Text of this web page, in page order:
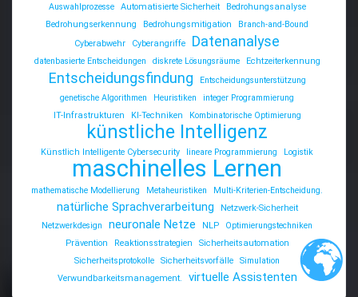
Auswahlprozesse
Automatisierte Sicherheit
Bedrohungsanalyse
Bedrohungserkennung
Bedrohungsmitigation
Branch-and-Bound
Cyberabwehr
Cyberangriffe Datenanalyse
datenbasierte Entscheidungen diskrete Lösungsräume Echtzeiterkennung
Entscheidungsfindung
Entscheidungsunterstützung
genetische Algorithmen
Heuristiken
integer Programmierung
IT-Infrastrukturen
KI-Techniken Kombinatorische Optimierung
künstliche Intelligenz
Künstlich Intelligente Cybersecurity lineare Programmierung Logistik
maschinelles Lernen
mathematische Modellierung Metaheuristiken Multi-Kriterien-Entscheidung.
natürliche Sprachverarbeitung
Netzwerk-Sicherheit
Netzwerkdesign
neuronale Netze NLP
Optimierungstechniken
Prävention
Reaktionsstrategien
Sicherheitsautomation
Sicherheitsprotokolle
Sicherheitsvorfälle
Simulation
Verwundbarkeitsmanagement.
virtuelle Assistenten